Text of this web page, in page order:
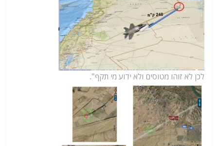
לכן לא זוהו מטוסים ולא ידוע מי תקף".